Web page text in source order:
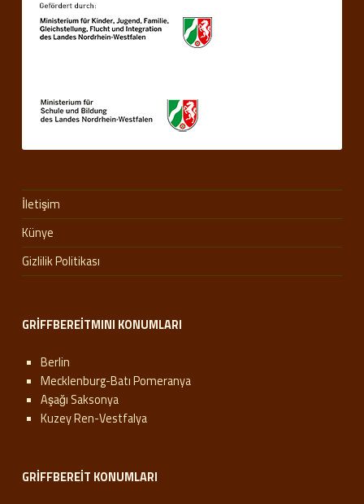
İletişim
Künye
Gizlilik Politikası
GRIFFBEREITMINI KONUMLARI
Berlin
Mecklenburg-Batı Pomeranya
Aşağı Saksonya
Kuzey Ren-Vestfalya
GRIFFBEREIT KONUMLARI